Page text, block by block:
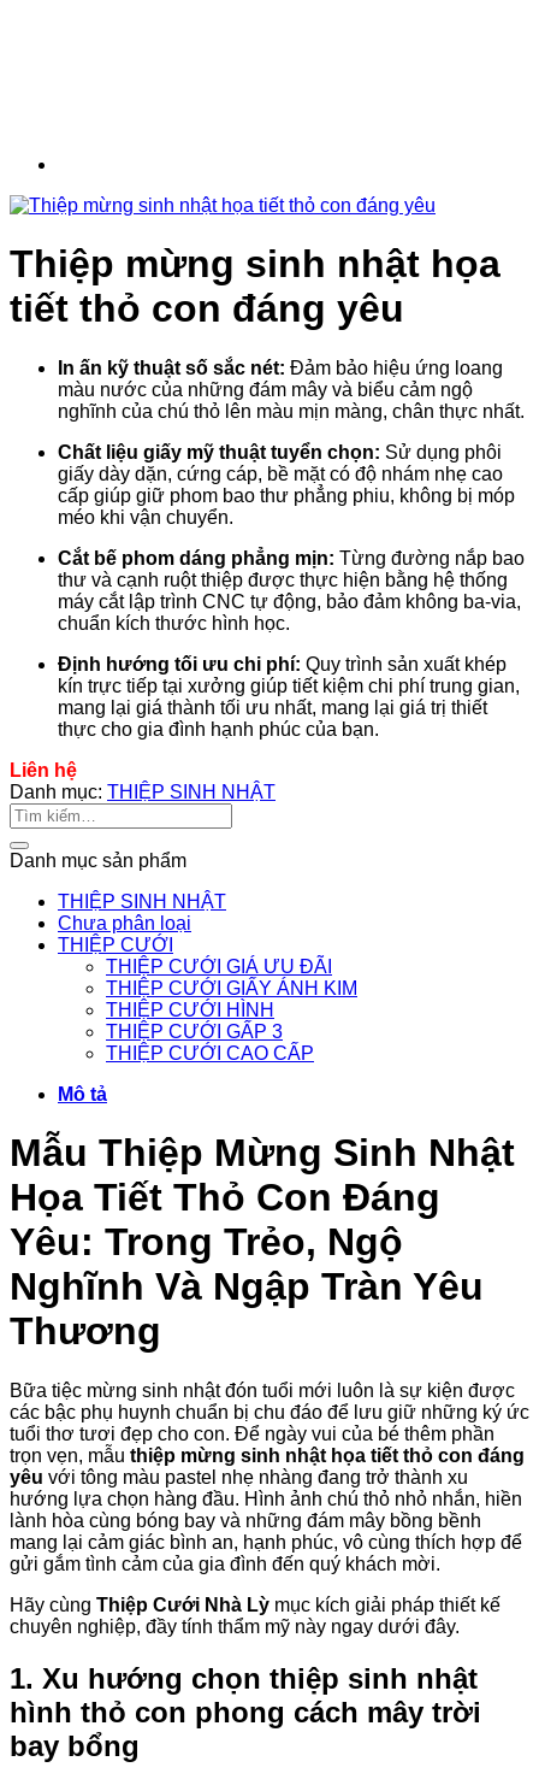
Thiệp mừng sinh nhật họa
tiết thỏ con đáng yêu
In ấn kỹ thuật số sắc nét: Đảm bảo hiệu ứng loang
màu nước của những đám mây và biểu cảm ngộ
nghĩnh của chú thỏ lên màu mịn màng, chân thực nhất.
Chất liệu giấy mỹ thuật tuyển chọn: Sử dụng phôi
giấy dày dặn, cứng cáp, bề mặt có độ nhám nhẹ cao
cấp giúp giữ phom bao thư phẳng phiu, không bị móp
méo khi vận chuyển.
Cắt bế phom dáng phẳng mịn: Từng đường nắp bao
thư và cạnh ruột thiệp được thực hiện bằng hệ thống
máy cắt lập trình CNC tự động, bảo đảm không ba-via,
chuẩn kích thước hình học.
Định hướng tối ưu chi phí: Quy trình sản xuất khép
kín trực tiếp tại xưởng giúp tiết kiệm chi phí trung gian,
mang lại giá thành tối ưu nhất, mang lại giá trị thiết
thực cho gia đình hạnh phúc của bạn.
Liên hệ
Danh mục: THIỆP SINH NHẬT
Tìm
kiếm:
Danh mục sản phẩm
THIỆP SINH NHẬT
Chưa phân loại
THIỆP CƯỚI
THIỆP CƯỚI GIÁ ƯU ĐÃI
THIỆP CƯỚI GIẤY ÁNH KIM
THIỆP CƯỚI HÌNH
THIỆP CƯỚI GẤP 3
THIỆP CƯỚI CAO CẤP
Mô tả
Mẫu Thiệp Mừng Sinh Nhật
Họa Tiết Thỏ Con Đáng
Yêu: Trong Trẻo, Ngộ
Nghĩnh Và Ngập Tràn Yêu
Thương
Bữa tiệc mừng sinh nhật đón tuổi mới luôn là sự kiện được
các bậc phụ huynh chuẩn bị chu đáo để lưu giữ những ký ức
tuổi thơ tươi đẹp cho con. Để ngày vui của bé thêm phần
trọn vẹn, mẫu thiệp mừng sinh nhật họa tiết thỏ con đáng
yêu với tông màu pastel nhẹ nhàng đang trở thành xu
hướng lựa chọn hàng đầu. Hình ảnh chú thỏ nhỏ nhắn, hiền
lành hòa cùng bóng bay và những đám mây bồng bềnh
mang lại cảm giác bình an, hạnh phúc, vô cùng thích hợp để
gửi gắm tình cảm của gia đình đến quý khách mời.
Hãy cùng Thiệp Cưới Nhà Lỳ mục kích giải pháp thiết kế
chuyên nghiệp, đầy tính thẩm mỹ này ngay dưới đây.
1. Xu hướng chọn thiệp sinh nhật
hình thỏ con phong cách mây trời
bay bổng